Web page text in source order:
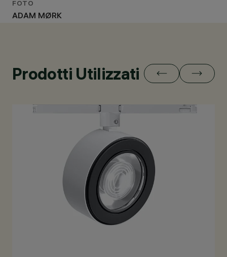
FOTO
ADAM MØRK
Prodotti Utilizzati